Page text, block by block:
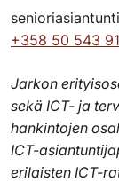
+358 50 543
Jarkon
sekä ICT- ja
hankintojen
ICT-
erilaisten ICT-